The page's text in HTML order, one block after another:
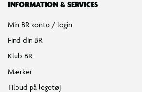
INFORMATION & SERVICES
Min BR konto / login
Find din BR
Klub BR
Mærker
Tilbud på legetøj